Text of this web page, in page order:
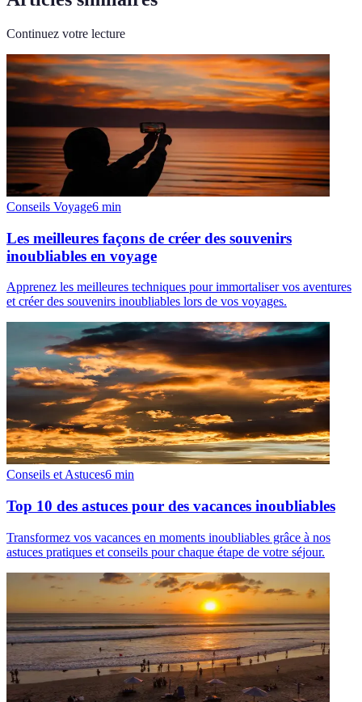
Continuez votre lecture
Conseils Voyage6 min
Les meilleures façons de créer des souvenirs
inoubliables en voyage
Apprenez les meilleures techniques pour immortaliser vos aventures
et créer des souvenirs inoubliables lors de vos voyages.
Conseils et Astuces6 min
Top 10 des astuces pour des vacances inoubliables
Transformez vos vacances en moments inoubliables grâce à nos
astuces pratiques et conseils pour chaque étape de votre séjour.